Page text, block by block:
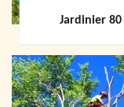
Jardinier 80